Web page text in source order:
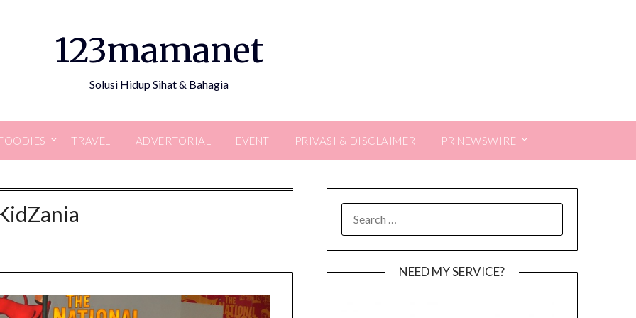
123mamanet
Solusi Hidup Sihat & Bahagia
TRAVEL ADVERTORIAL EVENT PRIVASI & DISCLAIMER PR NEWSWIRE
FOR:
NEED MY SERVICE?